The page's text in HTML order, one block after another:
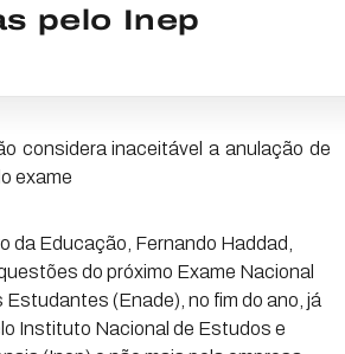
pelo Inep
considera inaceitável a anulação de
exame
da Educação, Fernando Haddad,
do próximo Exame Nacional
(Enade), no fim do ano, já
Instituto Nacional de Estudos e